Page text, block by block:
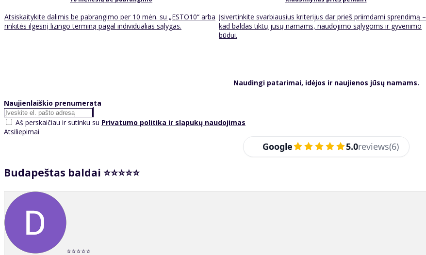
Atsiskaitykite dalimis be pabrangimo per 10 mėn. su „ESTO10“ arba
rinkitės ilgesnį lizingo terminą pagal individualias sąlygas.
Įsivertinkite svarbiausius kriterijus dar prieš priimdami sprendimą –
kad baldas tiktų jūsų namams, naudojimo sąlygoms ir gyvenimo
būdui.
Naudingi patarimai, idėjos ir naujienos jūsų namams.
Naujienlaiškio prenumerata
Aš perskaičiau ir sutinku su Privatumo politika ir slapukų naudojimas
Atsiliepimai
Google 5.0reviews(6)
Budapeštas baldai ⭐⭐⭐⭐⭐
⭐⭐⭐⭐⭐